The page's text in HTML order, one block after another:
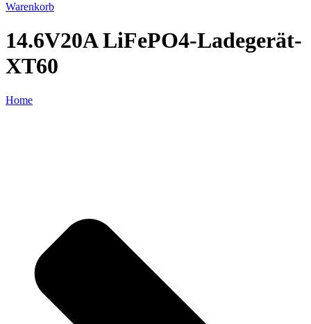
Warenkorb
14.6V20A LiFePO4-Ladegerät-
XT60
Home